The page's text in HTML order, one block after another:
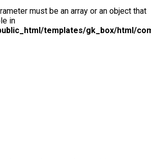
must be an array or an object that
in
templates/gk_box/html/